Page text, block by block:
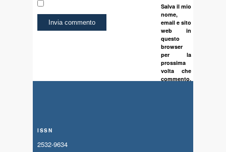
Salva il mio
nome,
email e sito
web in
questo
browser
per la
prossima
volta che
commento.
ISSN
2532-9634